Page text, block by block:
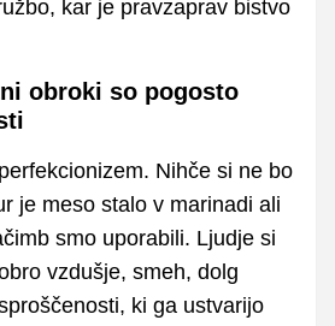
kar je pravzaprav bistvo
obroki so pogosto
Nihče si ne bo
je meso stalo v marinadi ali
smo uporabili. Ljudje si
vzdušje, smeh, dolg
ki ga ustvarijo